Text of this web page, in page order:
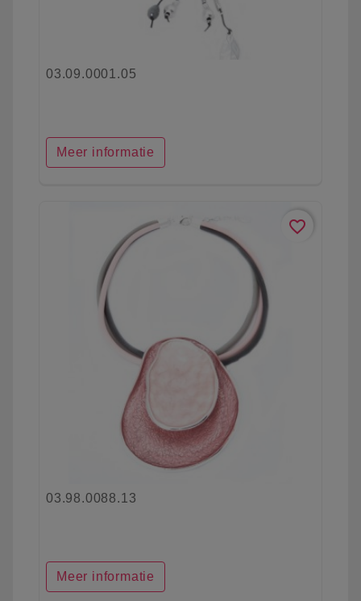
03.09.0001.05
Meer informatie
favorite_border
03.98.0088.13
Meer informatie